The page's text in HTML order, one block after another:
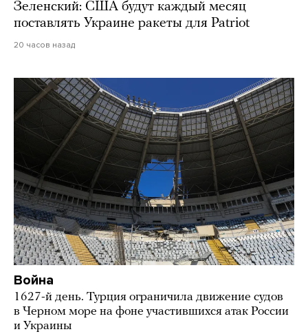
Зеленский: США будут каждый месяц
поставлять Украине ракеты для Patriot
20 часов назад
Война
1627-й день. Турция ограничила движение судов
в Черном море на фоне участившихся атак России
и Украины